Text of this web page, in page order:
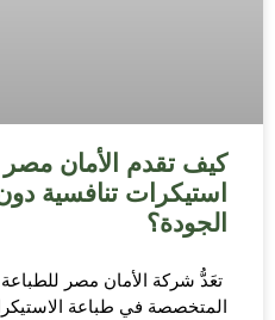
كيف تقدم الأمان
استيكرات تنافسية
الجودة؟
تعَدُّ شركة الأمان مصر
المتخصصة في طباعة